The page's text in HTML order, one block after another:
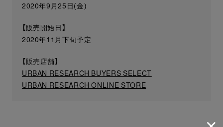
2020年9月25日(金)
【販売開始日】
2020年11月下旬予定
【販売店舗】
URBAN RESEARCH BUYERS SELECT
URBAN RESEARCH ONLINE STORE